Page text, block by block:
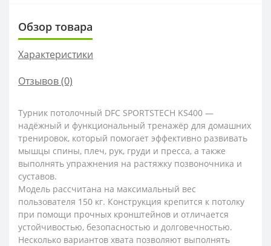
Обзор товара
Характеристики
Отзывов (0)
Турник потолочный DFC SPORTSTECH KS400 —
надёжный и функциональный тренажёр для домашних
тренировок, который помогает эффективно развивать
мышцы спины, плеч, рук, груди и пресса, а также
выполнять упражнения на растяжку позвоночника и
суставов.
Модель рассчитана на максимальный вес
пользователя 150 кг. Конструкция крепится к потолку
при помощи прочных кронштейнов и отличается
устойчивостью, безопасностью и долговечностью.
Несколько вариантов хвата позволяют выполнять